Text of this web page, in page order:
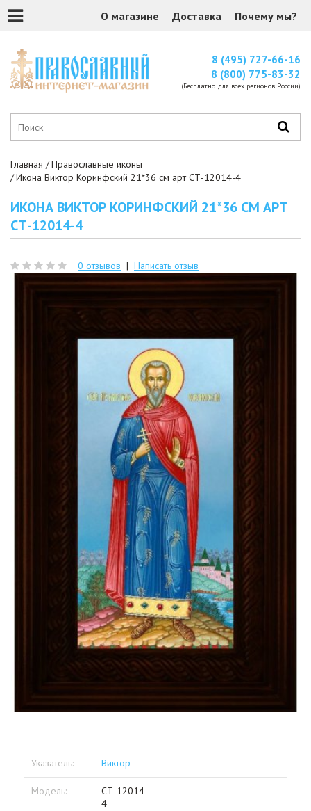
О магазине Доставка Почему мы?
8 (495) 727-66-16
8 (800) 775-83-32
(Бесплатно для всех регионов России)
Главная
Православные иконы
Икона Виктор Коринфский 21*36 см арт СТ-12014-4
ИКОНА ВИКТОР КОРИНФСКИЙ 21*36 СМ АРТ
СТ-12014-4
0 отзывов | Написать отзыв
Указатель: Виктор
Модель:
СТ-12014-
4